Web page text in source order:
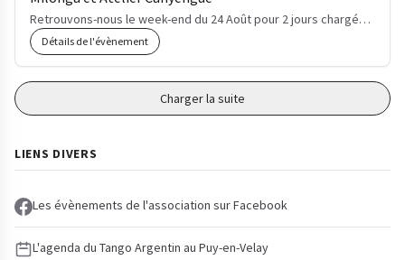
Retrouvons-nous le week-end du 24 Août pour 2 jours chargés en tango et en musique à Ventressac 4380…
Détails de l'évènement
Charger la suite
LIENS DIVERS
Les évènements de l'association sur Facebook
L'agenda du Tango Argentin au Puy-en-Velay